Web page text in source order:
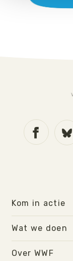
Kom in actie
Wat we doen
Over WWF